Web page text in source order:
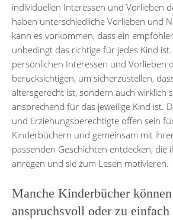
individuellen Interessen und Vorlieben
haben unterschiedliche Vorlieben und
kann es vorkommen, dass ein
unbedingt das richtige für jedes Kind
persönlichen Interessen und Vorlieben
berücksichtigen, um sicherzustellen,
altersgerecht ist, sondern auch wirklich
ansprechend für das jeweilige Kind ist.
und Erziehungsberechtigte offen sein
Kinderbüchern und gemeinsam mit
passenden Geschichten entdecken, die
anregen und sie zum Lesen motivieren.
Manche Kinderbücher
anspruchsvoll oder zu einfach